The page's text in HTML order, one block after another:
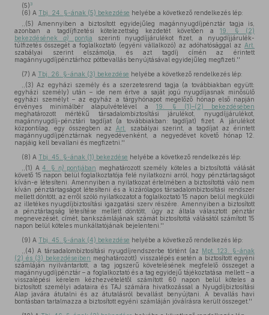
(5) 3
(6) A Tbj. 24. §-ának (5) bekezdése helyébe a következő rendelkezés lép:
,,(5) Amennyiben a biztosított egyidejűleg magánnyugdíjpénztár tagja is,
azonban a tagdíjfizetési kötelezettség kezdetét követően a19. § (2)
bekezdésének a) pontja szerinti nyugdíjjárulékot fizet, a nyugdíjjárulék-
túlfizetés összegét a foglalkoztató (egyéni vállalkozó) az adóhatósággal az Art.
szabályai szerint elszámolja, és azt tagdíj címén az érintett
magánnyugdíjpénztárhoz pótbevallás benyújtásával egyidejűleg megfizeti.''
(7) A Tbj. 26. §-ának (3) bekezdése helyébe a következő rendelkezés lép:
,,(3) Az egyházi személy és a szerzetesrend tagja (a továbbiakban együtt:
egyházi személy) után – ide nem értve a saját jogú nyugdíjasnak minősülő
egyházi személyt – az egyház a tárgyhónapot megelőző hónap első napján
érvényes minimálbér alapulvételével a 19. § (1)–(2) bekezdésében
meghatározott mértékű társadalombiztosítási járulékot, nyugdíjjárulékot,
magánnyugdíj-pénztári tagdíjat (a továbbiakban: tagdíjat) fizet. A járulékot
központilag, egy összegben az
Art.
szabályai szerint, a tagdíjat az érintett
magánnyugdíjpénztárnak negyedévenként, a negyedévet követő hónap 12.
napjáig kell bevallani és megfizetni.''
(8) A Tbj. 45. §-ának (1) bekezdése helyébe a következő rendelkezés lép:
,,(1) A4. § n) pontjában meghatározott személy köteles a biztosítottá válását
követő 15 napon belül foglalkoztatója felé nyilatkozni arról, hogy pénztártagságot
kíván-e létesíteni. Amennyiben a nyilatkozat értelmében a biztosítottá váló nem
kíván pénztártagságot létesíteni és a kizárólagos társadalombiztosítási rendszer
mellett döntött, az erről szóló nyilatkozatot a foglalkoztató 15 napon belül megküldi
az illetékes nyugdíjbiztosítási igazgatási szerv részére. Amennyiben a biztosított
a pénztártagság létesítése mellett döntött, úgy az általa választott pénztár
megnevezését, címét, bankszámlájának számát biztosítottá válásától számított 15
napon belül köteles munkáltatójának bejelenteni.''
(9) A Tbj. 45. §-ának (4) bekezdése helyébe a következő rendelkezés lép:
,,(4) A társadalombiztosítási nyugdíjrendszerbe történt (az Mpt. 123. §-ának
(2) és (3) bekezdéseiben meghatározott) visszalépés esetén a biztosított egyéni
számláján nyilvántartott, a tag jogszerű követelésének megfelelő összeget a
magánnyugdíjpénztár – a foglalkoztató és a tag egyidejű tájékoztatása mellett – a
visszalépési kérelem kézhezvételétől számított 60 napon belül köteles a
biztosított személyi adataira és TAJ számára hivatkozással a Nyugdíjbiztosítási
Alap javára átutalni és az átutalásról bevallást benyújtani. A bevallás havi
bontásban tartalmazza a biztosított egyéni számláján jóváírásra került összeget.''